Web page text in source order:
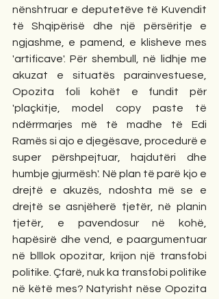
nënshtruar e deputetëve të Kuvendit
të Shqipërisë dhe një përsëritje e
ngjashme, e pamend, e klisheve mes
'artificave'. Për shembull, në lidhje me
akuzat e situatës parainvestuese,
Opozita foli kohët e fundit për
'plaçkitje, model copy paste të
ndërrmarjes më të madhe të Edi
Ramës si ajo e djegësave, procedurë e
super përshpejtuar, hajdutëri dhe
humbje gjurmësh'. Në plan të parë kjo e
drejtë e akuzës, ndoshta më se e
drejtë se asnjëherë tjetër, në planin
tjetër, e pavendosur në kohë,
hapësirë dhe vend, e paargumentuar
në blllok opozitar, krijon një transfobi
politike. Çfarë, nuk ka transfobi politike
në këtë mes? Natyrisht nëse Opozita